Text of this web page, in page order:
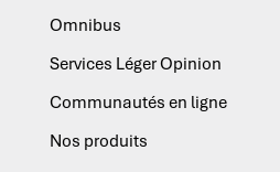
Omnibus
Services Léger Opinion
Communautés en ligne
Nos produits